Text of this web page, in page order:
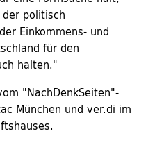
politisch
Einkommens- und
für den
halten."
"NachDenkSeiten"-
München und ver.di im